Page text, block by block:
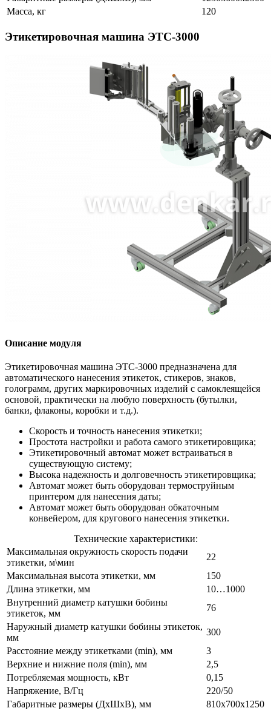
Масса, кг
120
Этикетировочная машина ЭТC-3000
Описание модуля
Этикетировочная машина ЭТC-3000 предназначена для
автоматического нанесения этикеток, стикеров, знаков,
голограмм, других маркировочных изделий с самоклеящейся
основой, практически на любую поверхность (бутылки,
банки, флаконы, коробки и т.д.).
Скорость и точность нанесения этикетки;
Простота настройки и работа самого этикетировщика;
Этикетировочный автомат может встраиваться в
существующую систему;
Высока надежность и долговечность этикетировщика;
Автомат может быть оборудован термоструйным
принтером для нанесения даты;
Автомат может быть оборудован обкаточным
конвейером, для кругового нанесения этикетки.
Технические характеристики:
Максимальная окружность скорость подачи
этикетки, м\мин
22
Максимальная высота этикетки, мм
150
Длина этикетки, мм
10…1000
Внутренний диаметр катушки бобины
этикеток, мм
76
Наружный диаметр катушки бобины этикеток,
мм
300
Расстояние между этикетками (min), мм
3
Верхние и нижние поля (min), мм
2,5
Потребляемая мощность, кВт
0,15
Напряжение, В/Гц
220/50
Габаритные размеры (ДхШхВ), мм
810х700х1250